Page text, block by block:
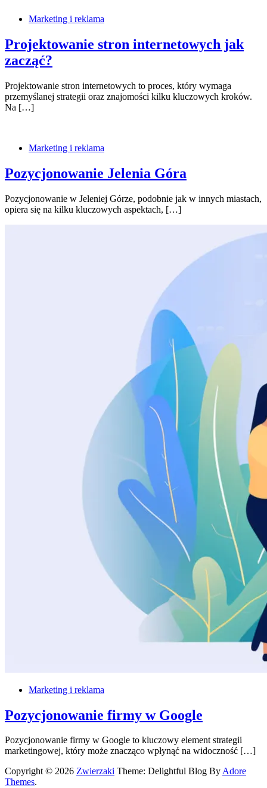
Marketing i reklama
Projektowanie stron internetowych jak
zacząć?
Projektowanie stron internetowych to proces, który wymaga
przemyślanej strategii oraz znajomości kilku kluczowych kroków.
Na […]
Marketing i reklama
Pozycjonowanie Jelenia Góra
Pozycjonowanie w Jeleniej Górze, podobnie jak w innych miastach,
opiera się na kilku kluczowych aspektach, […]
Marketing i reklama
Pozycjonowanie firmy w Google
Pozycjonowanie firmy w Google to kluczowy element strategii
marketingowej, który może znacząco wpłynąć na widoczność […]
Copyright © 2026 Zwierzaki Theme: Delightful Blog ByAdore
Themes.